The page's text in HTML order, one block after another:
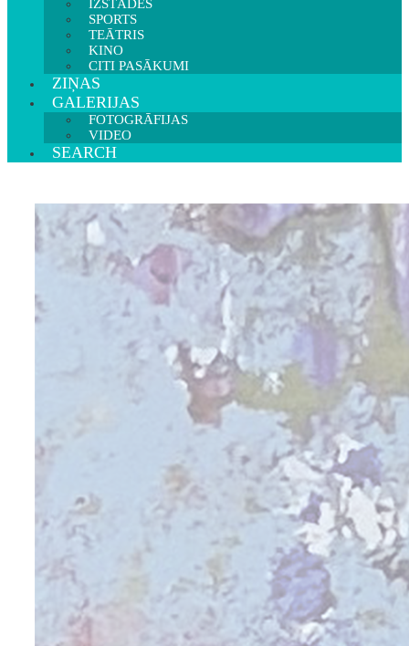
IZSTĀDES
SPORTS
TEĀTRIS
KINO
CITI PASĀKUMI
ZIŅAS
GALERIJAS
FOTOGRĀFIJAS
VIDEO
SEARCH